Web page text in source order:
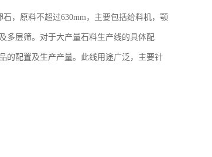
，原料不超过630mm，主要包括给料机，颚
多层筛。对于大产量石料生产线的具体配
的配置及生产产量。此线用途广泛，主要针